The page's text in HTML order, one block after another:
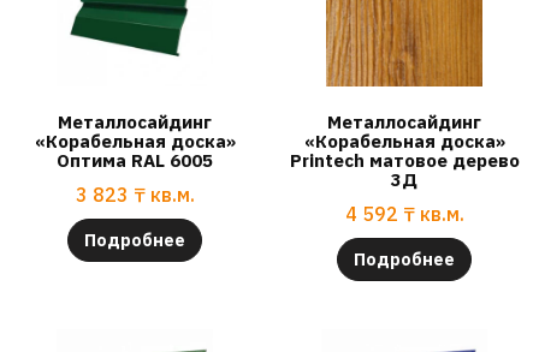
Металлосайдинг
«Корабельная доска»
Оптима RAL 6005
3 823 ₸ кв.м.
Подробнее
Металлосайдинг
«Корабельная доска»
Printech матовое дерево
3Д
4 592 ₸ кв.м.
Подробнее